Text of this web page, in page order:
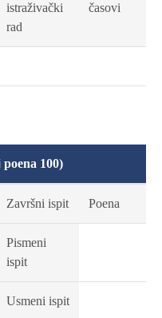
istraživački
rad
časovi
100)
Završni ispit Poena
Pismeni
ispit
Usmeni ispit